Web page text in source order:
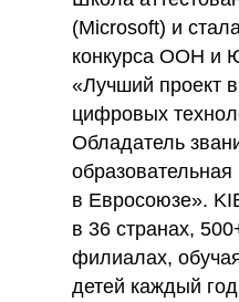
(Microsoft) и
конкурса ООН и
«Лучший проект
цифровых
Обладатель
в Евросоюзе».
в 36 странах,
филиалах,
детей каждый